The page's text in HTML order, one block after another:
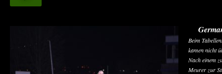
Beim
kamen nicht
Nach einem
Meurer zur